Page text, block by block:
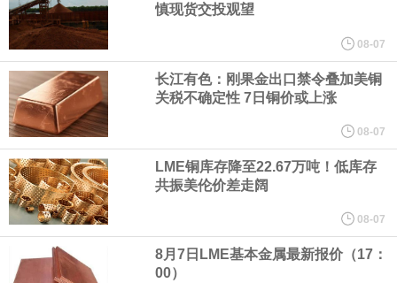
纽约期银日内涨4%，现报64.08美元/盎司。
宇树科技董事长、总经理兼首席技术官王兴兴在网上路演时表示，
经过多年研发创新和技术积累，公司逐步形成了包括一体化关节集
成技术、高紧凑度机器人身体集成技术、机器人激光雷达全自研核
心技术等多项已商业化应用的核心技术并已应用于公司的高性能通
用人形机器人、四足机器人等产品。
慎现货交投观望
08-07
长江有色：刚果金出口禁令叠加美铜
关税不确定性 7日铜价或上涨
08-07
LME铜库存降至22.67万吨！低库存
共振美伦价差走阔
08-07
8月7日LME基本金属最新报价（17：
00）